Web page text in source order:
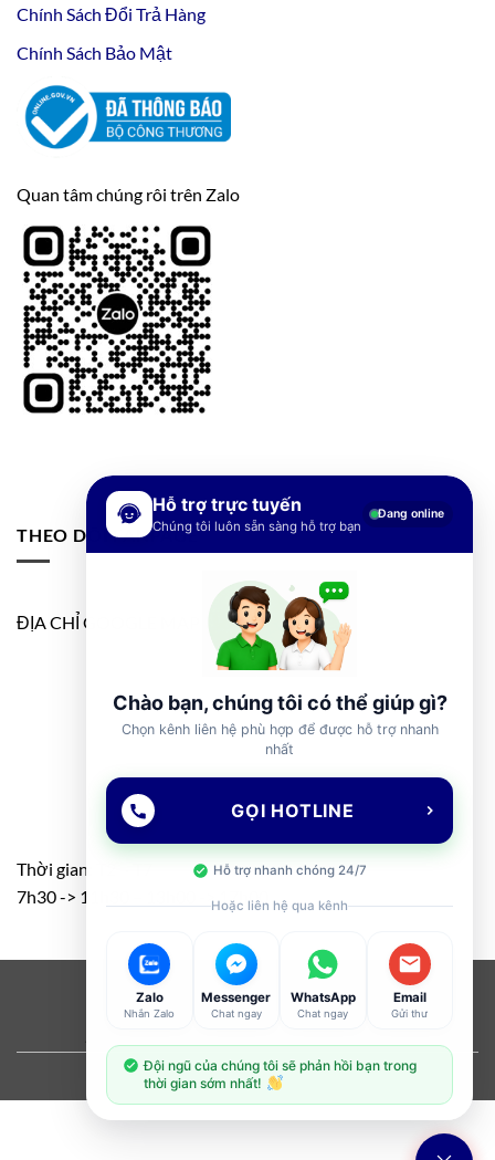
Chính Sách Đổi Trả Hàng
Chính Sách Bảo Mật
Quan tâm chúng rôi trên Zalo
THEO DÕI FANPAGE
ĐỊA CHỈ GOOGLE MAP
Thời gian: T2 – T7
7h30 -> 11h30 – 13h00 -> 17h00
Visa PayPal Stripe MasterCard
Cash
On
Delivery
Copyright 2026 ©Flatsome Theme
Hỗ trợ trực tuyến
Chúng tôi luôn sẵn sàng hỗ trợ bạn
Đang online
Chào bạn, chúng tôi có thể giúp gì?
Chọn kênh liên hệ phù hợp để được hỗ trợ nhanh
nhất
GỌI HOTLINE
Hỗ trợ nhanh chóng 24/7
Hoặc liên hệ qua kênh
Zalo
Nhắn Zalo
Messenger
Chat ngay
WhatsApp
Chat ngay
Email
Gửi thư
Đội ngũ của chúng tôi sẽ phản hồi bạn trong
thời gian sớm nhất!